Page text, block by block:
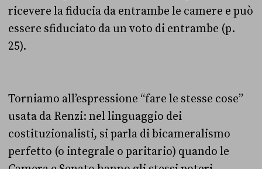
ricevere la fiducia da entrambe le camere e può
essere sfiduciato da un voto di entrambe (p.
25).
Torniamo all’espressione “fare le stesse cose”
usata da Renzi: nel linguaggio dei
costituzionalisti, si parla di bicameralismo
perfetto (o integrale o paritario) quando le